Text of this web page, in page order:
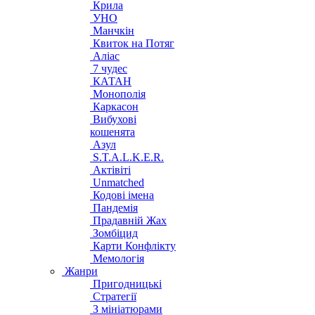
Крила
УНО
Манчкін
Квиток на Потяг
Аліас
7 чудес
КАТАН
Монополія
Каркасон
Вибухові
кошенята
Азул
S.T.A.L.K.E.R.
Актівіті
Unmatched
Кодові імена
Пандемія
Прадавній Жах
Зомбіцид
Карти Конфлікту
Мемологія
Жанри
Пригодницькі
Стратегії
З мініатюрами